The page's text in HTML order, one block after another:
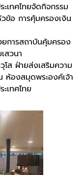
เทศไทยจัดกิจกรรม
ข้อ การคุ้มครองเงิน
การสถาบันคุ้มครอง
สวนา
โส ฝ่ายส่งเสริมความ
ห้องสมุดพระองค์เจ้า
เทศไทย